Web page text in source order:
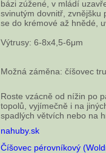
bázi zúžené, v mládí
svinutým dovnitř,
se do krémové až hnědé,
Výtrusy: 6-8x4,5-6μm
Možná záměna: číšovec
Roste vzácně od nížin po
topolů, vyjímečně i na
spadlých větvích nebo na
nahuby.sk
Číšovec pérovníkový